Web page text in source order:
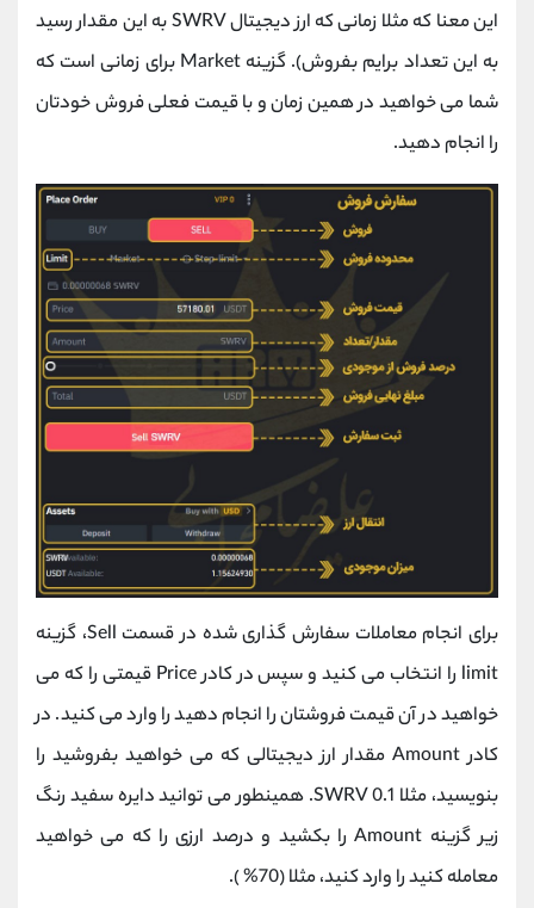
این معنا که مثلا زمانی که ارز دیجیتال SWRV به این مقدار رسید
به این تعداد برایم بفروش). گزینه Market برای زمانی است که
شما می خواهید در همین زمان و با قیمت فعلی فروش خودتان
را انجام دهید.
برای انجام معاملات سفارش گذاری شده در قسمت Sell، گزینه
limit را انتخاب می کنید و سپس در کادر Price قیمتی را که می
خواهید در آن قیمت فروشتان را انجام دهید را وارد می کنید. در
کادر Amount مقدار ارز دیجیتالی که می خواهید بفروشید را
بنویسید، مثلا 0.1 SWRV. همینطور می توانید دایره سفید رنگ
زیر گزینه Amount را بکشید و درصد ارزی را که می خواهید
معامله کنید را وارد کنید، مثلا (70% ).